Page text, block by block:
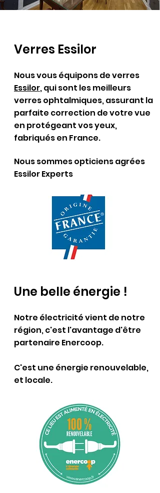
Verres Essilor
Nous vous équipons de verres
Essilor, qui sont les meilleurs
verres ophtalmiques, assurant la
parfaite correction de votre vue
en protégeant vos yeux,
fabriqués en France.
Nous sommes opticiens agrées
Essilor Experts
Une belle énergie !
Notre électricité vient de notre
région, c'est l'avantage d'être
partenaire Enercoop.
C'est une énergie renouvelable,
et locale.